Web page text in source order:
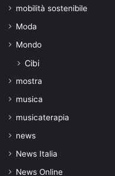
mobilità sostenibile
Moda
Mondo
Cibi
mostra
musica
musicaterapia
news
News Italia
News Online